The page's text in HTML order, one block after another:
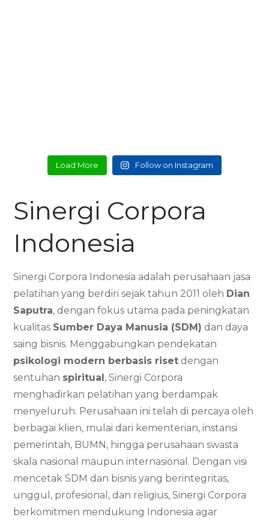
Load More Follow on Instagram
Sinergi Corpora
Indonesia
Sinergi Corpora Indonesia adalah perusahaan jasa
pelatihan yang berdiri sejak tahun 2011 oleh Dian
Saputra, dengan fokus utama pada peningkatan
kualitas Sumber Daya Manusia (SDM) dan daya
saing bisnis. Menggabungkan pendekatan
psikologi modern berbasis riset dengan
sentuhan spiritual, Sinergi Corpora
menghadirkan pelatihan yang berdampak
menyeluruh. Perusahaan ini telah di percaya oleh
berbagai klien, mulai dari kementerian, instansi
pemerintah, BUMN, hingga perusahaan swasta
skala nasional maupun internasional. Dengan visi
mencetak SDM dan bisnis yang berintegritas,
unggul, profesional, dan religius, Sinergi Corpora
berkomitmen mendukung Indonesia agar